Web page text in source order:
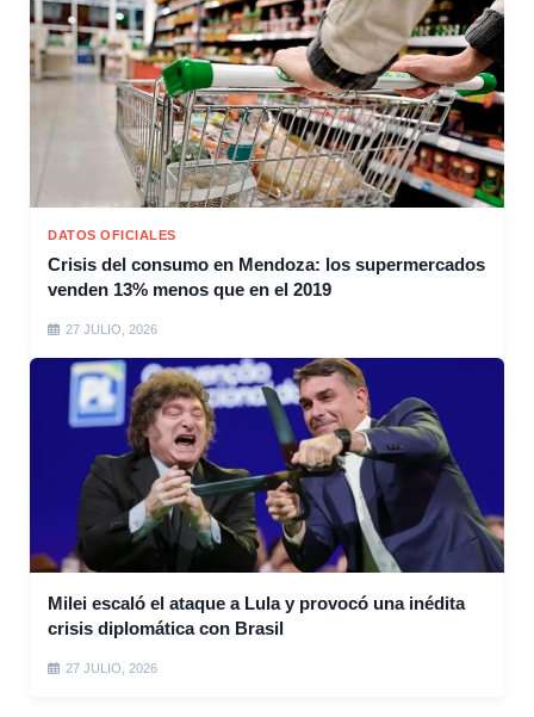
DATOS OFICIALES
Crisis del consumo en Mendoza: los supermercados
venden 13% menos que en el 2019
27 JULIO, 2026
Milei escaló el ataque a Lula y provocó una inédita
crisis diplomática con Brasil
27 JULIO, 2026